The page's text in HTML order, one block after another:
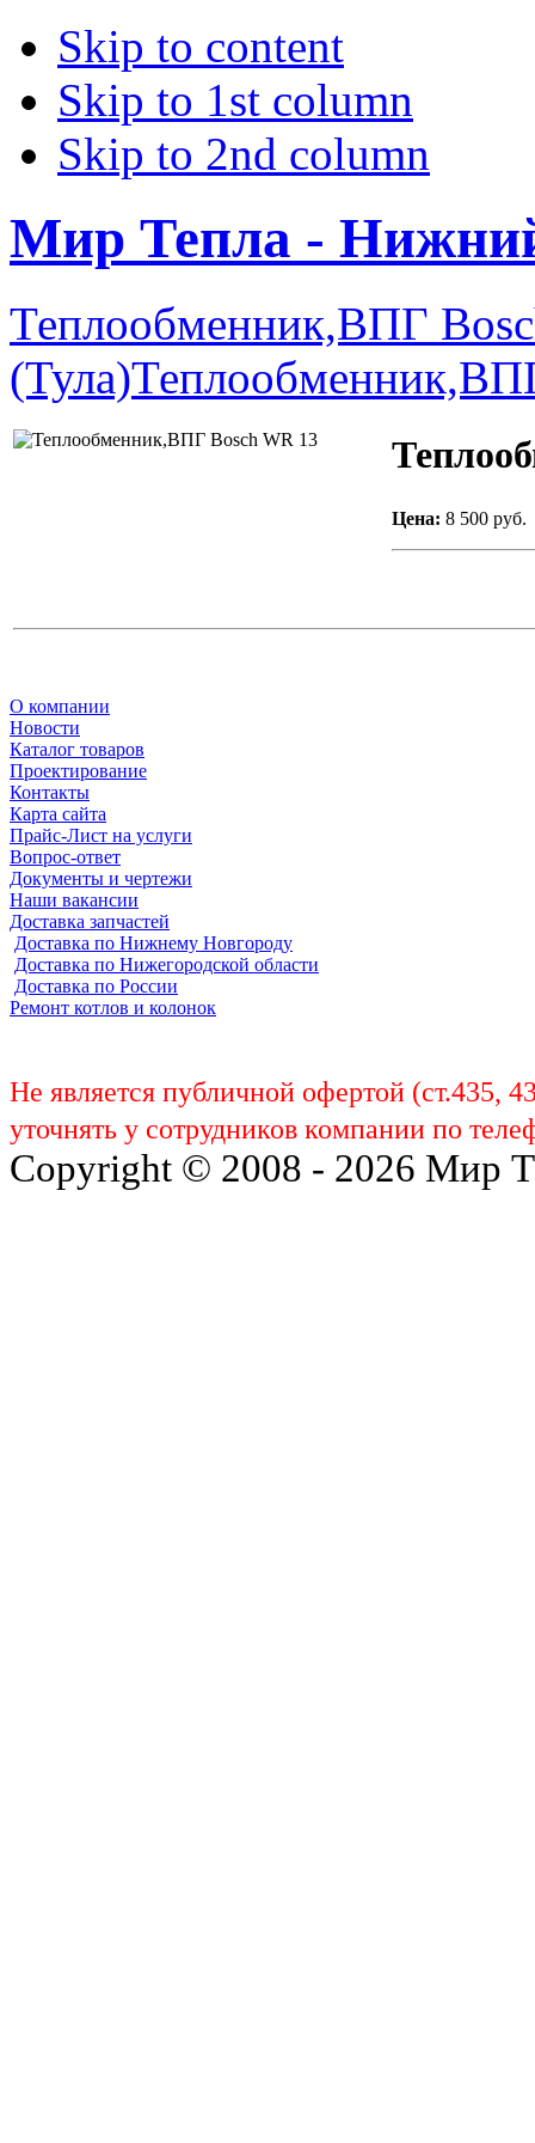
Skip to content
Skip to 1st column
Skip to 2nd column
Мир Тепла -
Теплообменник,ВПГ
(Тула)
Цена: 8 500 руб.
О компании
Новости
Каталог товаров
Проектирование
Контакты
Карта сайта
Прайс-Лист на услуги
Вопрос-ответ
Документы и чертежи
Наши вакансии
Доставка запчастей
Доставка по Нижнему Новгороду
Доставка по Нижегородской области
Доставка по России
Ремонт котлов и колонок
Не является публичной офертой (ст.435,
уточнять у сотрудников компании по
Copyright © 2008 - 2026 Мир